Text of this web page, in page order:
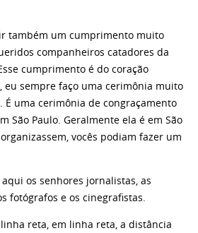
também um cumprimento muito
companheiros catadores da
cumprimento é do coração
eu sempre faço uma cerimônia muito
É uma cerimônia de congraçamento
São Paulo. Geralmente ela é em São
vocês podiam fazer um
os senhores jornalistas, as
fotógrafos e os cinegrafistas.
reta, em linha reta, a distância